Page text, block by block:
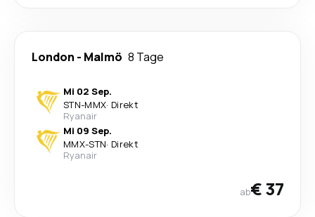
London - Malmö 8 Tage
Mi 02 Sep.
STN-MMX· Direkt
Ryanair
Mi 09 Sep.
MMX-STN· Direkt
Ryanair
ab€ 37